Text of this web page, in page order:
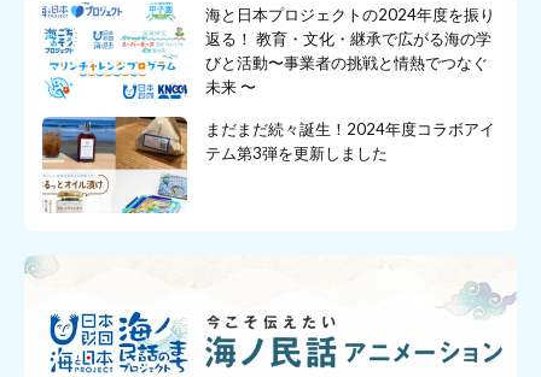
海と日本プロジェクトの2024年度を振り
返る！ 教育・文化・継承で広がる海の学
びと活動〜事業者の挑戦と情熱でつなぐ
未来 〜
まだまだ続々誕生！2024年度コラボアイ
テム第3弾を更新しました